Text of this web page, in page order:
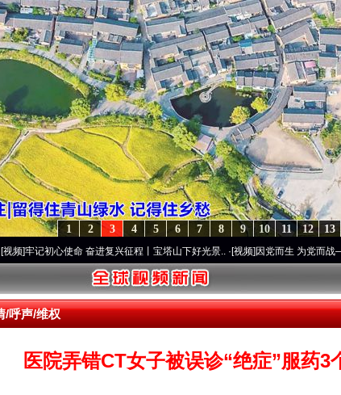
13
12
11
10
9
8
7
6
5
4
3
2
1
心使命 奋进复兴征程丨宝塔山下好光景..·[视频]因党而生 为党而战——百年“纪
/呼声/维权
医院弄错CT女子被误诊“绝症”服药